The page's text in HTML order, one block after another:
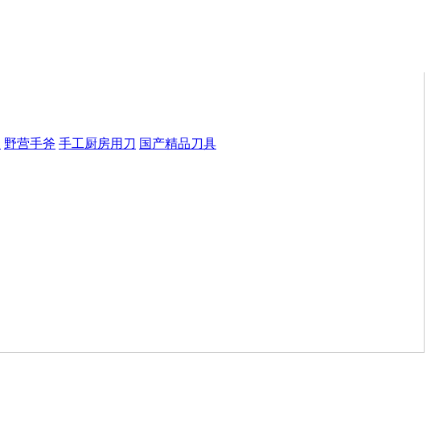
野营手斧 手工厨房用刀 国产精品刀具